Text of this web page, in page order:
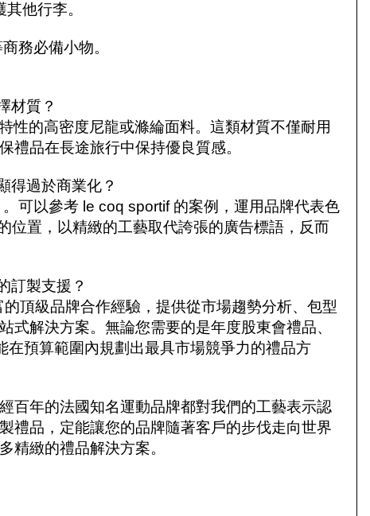
他行李。
務必備小物。
材質？
性的高密度尼龍或滌綸面料。這類材質不僅耐用
禮品在長途旅行中保持優良質感。
得過於商業化？
可以參考 le coq sportif 的案例，運用品牌代表色
位置，以精緻的工藝取代誇張的廣告標語，反而
訂製支援？
頂級品牌合作經驗，提供從市場趨勢分析、包型
式解決方案。無論您需要的是年度股東會禮品、
預算範圍內規劃出最具市場競爭力的禮品方
百年的法國知名運動品牌都對我們的工藝表示認
禮品，定能讓您的品牌隨著客戶的步伐走向世界
精緻的禮品解決方案。